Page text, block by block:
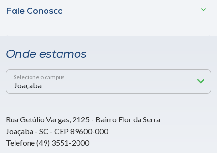
Fale Conosco
Onde estamos
Selecione o campus
Rua Getúlio Vargas, 2125 - Bairro Flor da Serra
Joaçaba - SC - CEP 89600-000
Telefone (49) 3551-2000